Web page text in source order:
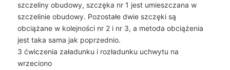
szczeliny obudowy, szczęka nr 1 jest umieszczana w
szczelinie obudowy. Pozostałe dwie szczęki są
obciążane w kolejności nr 2 i nr 3, a metoda obciążenia
jest taka sama jak poprzednio.
3 ćwiczenia załadunku i rozładunku uchwytu na
wrzeciono